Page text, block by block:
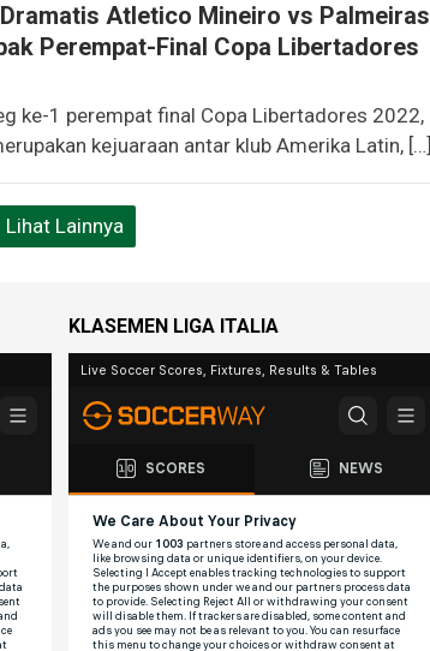
Atletico Mineiro vs Palmeiras
Perempat-Final Copa Libertadores
ke-1 perempat final Copa Libertadores 2022,
kejuaraan antar klub Amerika Latin, […]
Lihat Lainnya
KLASEMEN LIGA ITALIA